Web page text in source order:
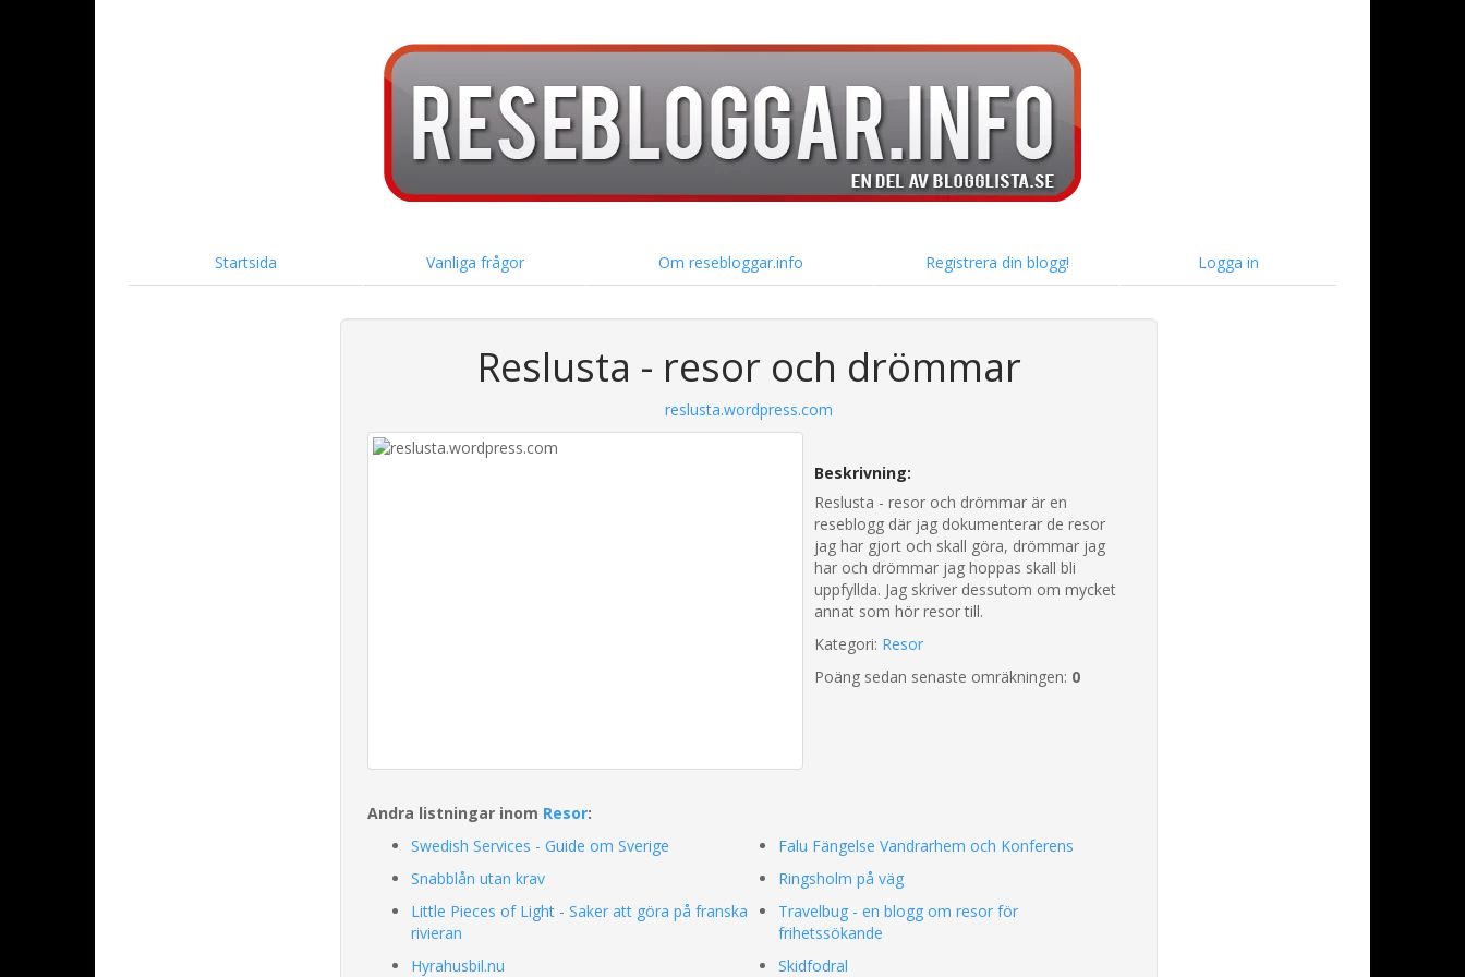
Startsida Vanliga frågor Om resebloggar.info Registrera din blogg! Logga in
Reslusta - resor och drömmar
reslusta.wordpress.com
Beskrivning:
Reslusta - resor och drömmar är en
reseblogg där jag dokumenterar de resor
jag har gjort och skall göra, drömmar jag
har och drömmar jag hoppas skall bli
uppfyllda. Jag skriver dessutom om mycket
annat som hör resor till.
Kategori: Resor
Poäng sedan senaste omräkningen: 0
Andra listningar inom Resor:
Swedish Services - Guide om Sverige
Snabblån utan krav
Little Pieces of Light - Saker att göra på franska
rivieran
Hyrahusbil.nu
Falu Fängelse Vandrarhem och Konferens
Ringsholm på väg
Travelbug - en blogg om resor för
frihetssökande
Skidfodral